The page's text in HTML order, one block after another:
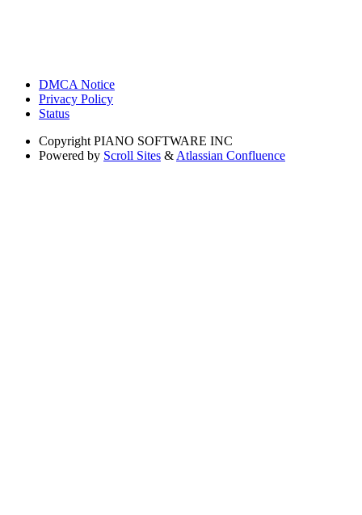
DMCA Notice
Privacy Policy
Status
Copyright PIANO SOFTWARE INC
Powered by Scroll Sites & Atlassian Confluence